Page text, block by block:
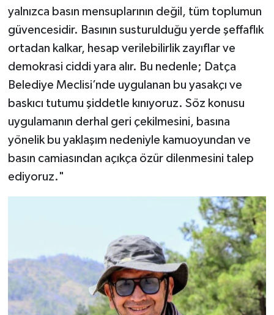
yalnızca basın mensuplarının değil, tüm toplumun
güvencesidir. Basının susturulduğu yerde şeffaflık
ortadan kalkar, hesap verilebilirlik zayıflar ve
demokrasi ciddi yara alır. Bu nedenle; Datça
Belediye Meclisi’nde uygulanan bu yasakçı ve
baskıcı tutumu şiddetle kınıyoruz. Söz konusu
uygulamanın derhal geri çekilmesini, basına
yönelik bu yaklaşım nedeniyle kamuoyundan ve
basın camiasından açıkça özür dilenmesini talep
ediyoruz."